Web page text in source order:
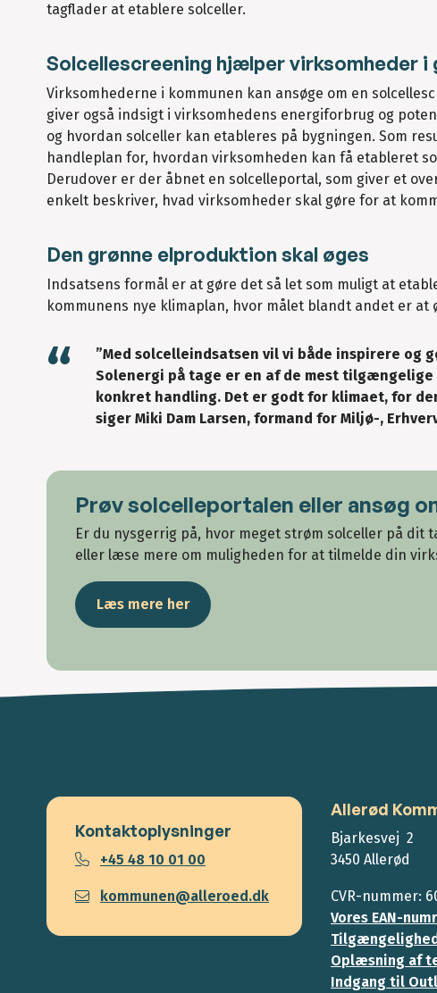
tagflader at etablere solceller.
Solcellescreening hjælper virksomheder i
Virksomhederne i kommunen kan ansøge om en
giver også indsigt i virksomhedens energiforbrug og
og hvordan solceller kan etableres på bygningen. Som
handleplan for, hvordan virksomheden kan få etableret
Derudover er der åbnet en solcelleportal, som giver et
enkelt beskriver, hvad virksomheder skal gøre for at
Den grønne elproduktion skal øges
Indsatsens formål er at gøre det så let som muligt at
kommunens nye klimaplan, hvor målet blandt andet er at
”Med solcelleindsatsen vil vi både inspirere og
Solenergi på tage er en af de mest
konkret handling. Det er godt for klimaet, for
siger Miki Dam Larsen, formand for Miljø-,
Prøv solcelleportalen eller ansøg
Er du nysgerrig på, hvor meget strøm solceller på dit
eller læse mere om muligheden for at tilmelde din
Læs mere her
Kontaktoplysninger
+45 48 10 01 00
kommunen@alleroed.dk
Allerød
Bjarkesvej 2
3450 Allerød
CVR-nummer:
Vores EAN-
Oplæsning af
Indgang til